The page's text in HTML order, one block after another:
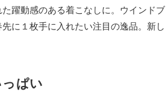
躍動感のある着こなしに。ウインドブ
に１枚手に入れたい注目の逸品。新し
ぱい